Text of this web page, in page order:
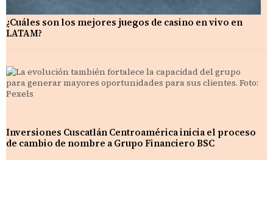
¿Cuáles son los mejores juegos de casino en vivo en
LATAM?
Inversiones Cuscatlán Centroamérica inicia el proceso
de cambio de nombre a Grupo Financiero BSC